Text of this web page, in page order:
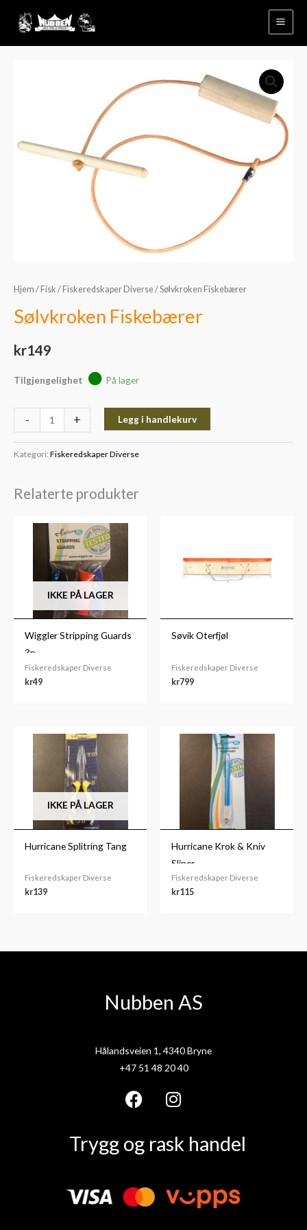
Hjem / Fisk / Fiskeredskaper Diverse/ Sølvkroken Fiskebærer
Sølvkroken Fiskebærer
kr149
Tilgjengelighet På lager
- + Legg i handlekurv
Kategori: Fiskeredskaper Diverse
Relaterte produkter
IKKE PÅ LAGER
Wiggler Stripping Guards
3p
Fiskeredskaper Diverse
kr49
Søvik Oterfjøl
Fiskeredskaper Diverse
kr799
IKKE PÅ LAGER
Hurricane Splitring Tang
Fiskeredskaper Diverse
kr139
Hurricane Krok & Kniv
Sliper
Fiskeredskaper Diverse
kr115
Nubben AS
Hålandsveien 1, 4340 Bryne
+47 51 48 20 40
F
c
b
o
I
s
g
Trygg og rask handel